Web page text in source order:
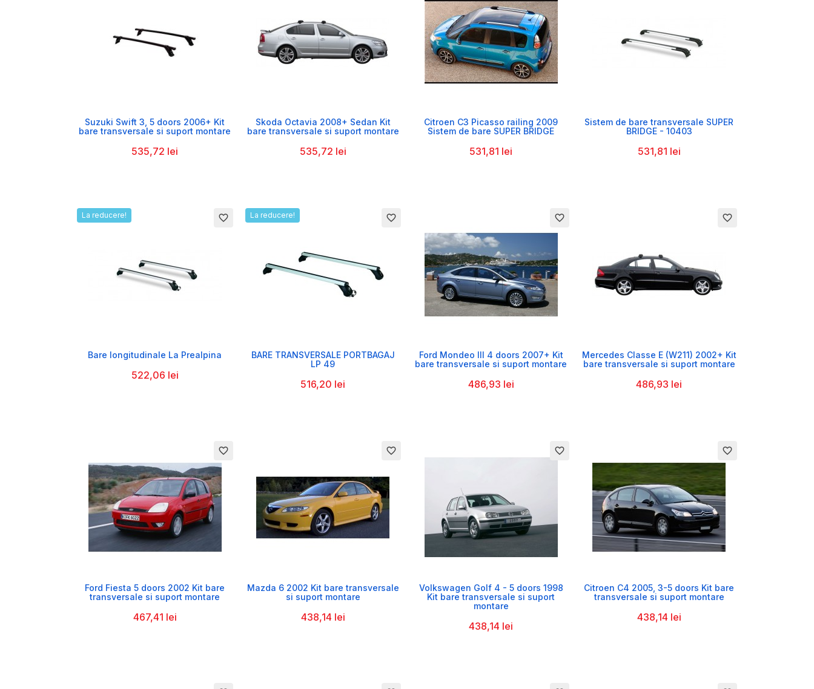

Suzuki Swift 3, 5 doors 2006+ Kit
bare transversale si suport montare
535,72 lei

Skoda Octavia 2008+ Sedan Kit
bare transversale si suport montare
535,72 lei

Citroen C3 Picasso railing 2009
Sistem de bare SUPER BRIDGE
531,81 lei

Sistem de bare transversale SUPER
BRIDGE - 10403
531,81 lei
favorite_border
La reducere!

Bare longitudinale La Prealpina
522,06 lei
favorite_border
La reducere!

BARE TRANSVERSALE PORTBAGAJ
LP 49
516,20 lei
favorite_border

Ford Mondeo III 4 doors 2007+ Kit
bare transversale si suport montare
486,93 lei
favorite_border

Mercedes Classe E (W211) 2002+ Kit
bare transversale si suport montare
486,93 lei
favorite_border

Ford Fiesta 5 doors 2002 Kit bare
transversale si suport montare
467,41 lei
favorite_border

Mazda 6 2002 Kit bare transversale
si suport montare
438,14 lei
favorite_border

Volkswagen Golf 4 - 5 doors 1998
Kit bare transversale si suport
montare
438,14 lei
favorite_border

Citroen C4 2005, 3-5 doors Kit bare
transversale si suport montare
438,14 lei